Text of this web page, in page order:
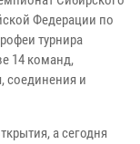
Федерации по
турнира
14 команд,
соединения и
а сегодня